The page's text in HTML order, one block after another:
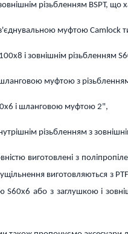
різьбленням BSPT,
муфтою
і зовнішнім різьбленням
муфтою з
і шланговою муфтою 2",
різьбленням з
виготовлені з
ущільнення виготовляються з
S60x6 або з заглушкою і